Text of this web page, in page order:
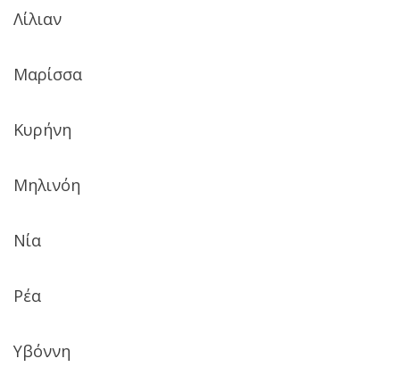
Λίλιαν
Μαρίσσα
Κυρήνη
Μηλινόη
Νία
Ρέα
Υβόννη